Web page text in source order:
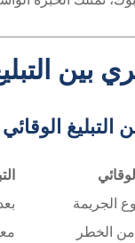
بين
التبليغ
الجريمة
من الخطر